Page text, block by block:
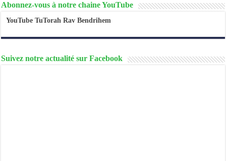
Abonnez-vous à notre chaine YouTube
YouTube TuTorah Rav Bendrihem
Suivez notre actualité sur Facebook